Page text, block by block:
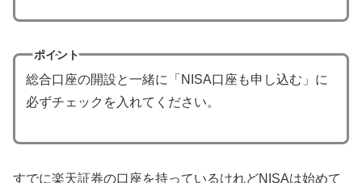
ポイント
総合口座の開設と一緒に「NISA口座も申し込む」に
必ずチェックを入れてください。
すでに楽天証券の口座を持っているけれどNISAは始めて